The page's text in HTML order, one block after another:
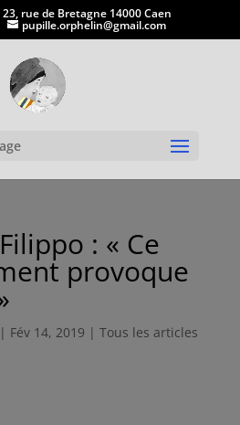
23, rue de Bretagne 14000 Caen
pupille.orphelin@gmail.com
: « Ce
provoque
| Fév 14, 2019 | Tous les articles